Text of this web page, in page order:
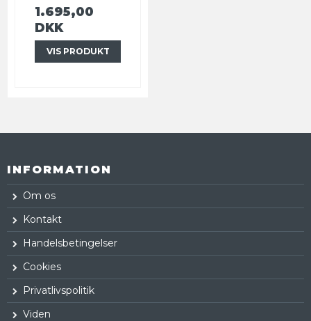
1.695,00
DKK
VIS PRODUKT
INFORMATION
Om os
Kontakt
Handelsbetingelser
Cookies
Privatlivspolitik
Viden